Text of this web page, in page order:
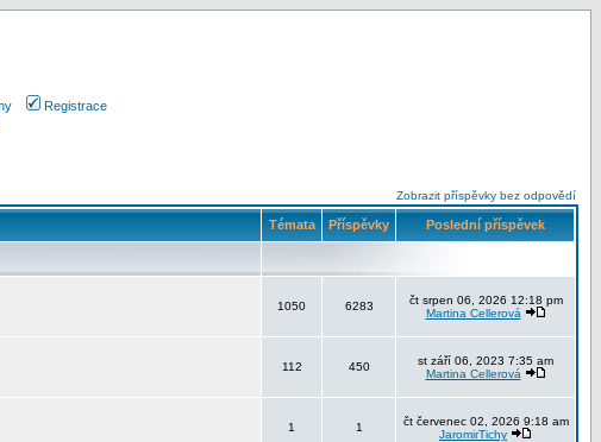
Registrace
Zobrazit příspěvky bez odpovědí
Témata Příspěvky Poslední příspěvek
1050 6283
čt srpen 06, 2026 12:18 pm
Martina Cellerová
112 450
st září 06, 2023 7:35 am
Martina Cellerová
1 1
čt červenec 02, 2026 9:18 am
JaromirTichy